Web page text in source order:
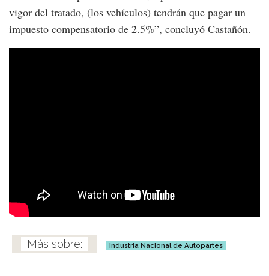
vigor del tratado, (los vehículos) tendrán que pagar un
impuesto compensatorio de 2.5%”, concluyó Castañón.
Industria Nacional de Autopartes